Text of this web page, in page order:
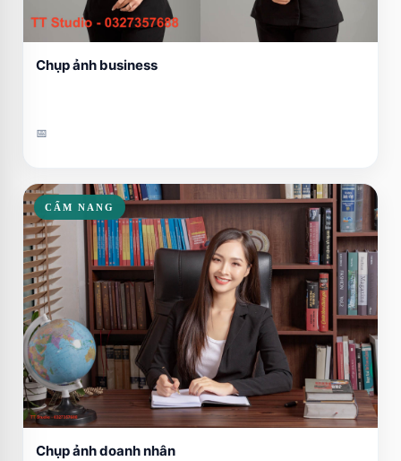
Chụp ảnh business
📅
CẨM NANG
Chụp ảnh doanh nhân